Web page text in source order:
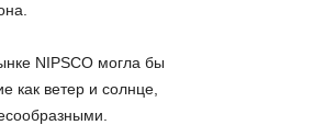
NIPSCO могла бы
как ветер и солнце,